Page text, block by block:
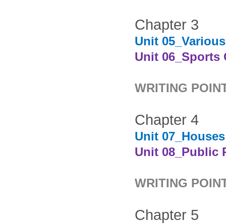
Chapter 3
Unit
Unit 06_Sports
WRITING
Chapter 4
Unit 07_Houses
Unit 08_Public
WRITING
Chapter 5